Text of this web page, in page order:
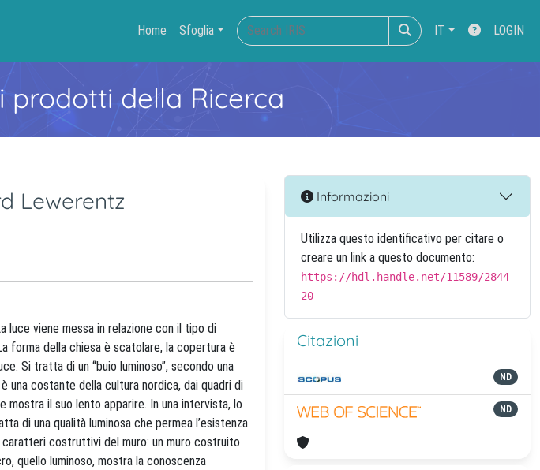
Home Sfoglia IT LOGIN
prodotti della Ricerca
Lewerentz
luce viene messa in relazione con il tipo di
forma della chiesa è scatolare, la copertura è
Si tratta di un “buio luminoso”, secondo una
una costante della cultura nordica, dai quadri di
mostra il suo lento apparire. In una intervista, lo
di una qualità luminosa che permea l’esistenza
caratteri costruttivi del muro: un muro costruito
quello luminoso, mostra la conoscenza
Informazioni
Utilizza questo identificativo per citare o
creare un link a questo documento:
https://hdl.handle.net/11589/2844
20
Citazioni
ND
ND